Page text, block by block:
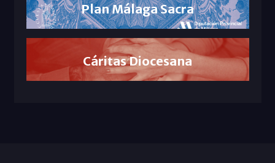
Plan Málaga Sacra
Cáritas Diocesana